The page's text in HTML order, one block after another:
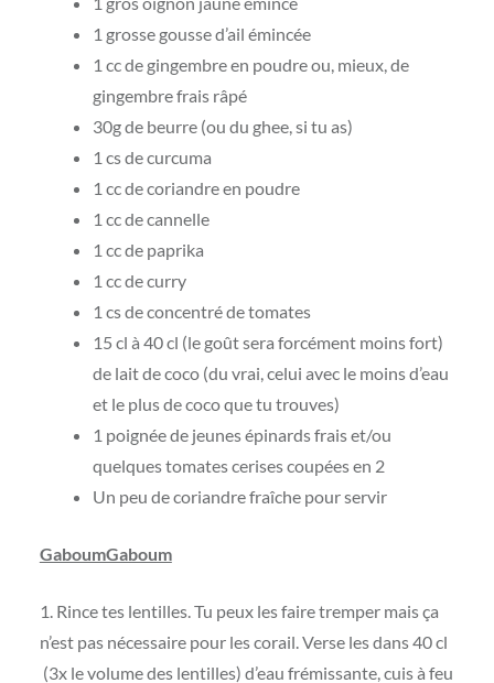
1 grosse gousse d’ail émincée
1 cc de gingembre en poudre ou, mieux, de
gingembre frais râpé
30g de beurre (ou du ghee, si tu as)
1 cs de curcuma
1 cc de coriandre en poudre
1 cc de cannelle
1 cc de paprika
1 cc de curry
1 cs de concentré de tomates
15 cl à 40 cl (le goût sera forcément moins fort)
de lait de coco (du vrai, celui avec le moins d’eau
et le plus de coco que tu trouves)
1 poignée de jeunes épinards frais et/ou
quelques tomates cerises coupées en 2
Un peu de coriandre fraîche pour servir
GaboumGaboum
1. Rince tes lentilles. Tu peux les faire tremper mais ça
n’est pas nécessaire pour les corail. Verse les dans 40 cl
(3x le volume des lentilles) d’eau frémissante, cuis à feu